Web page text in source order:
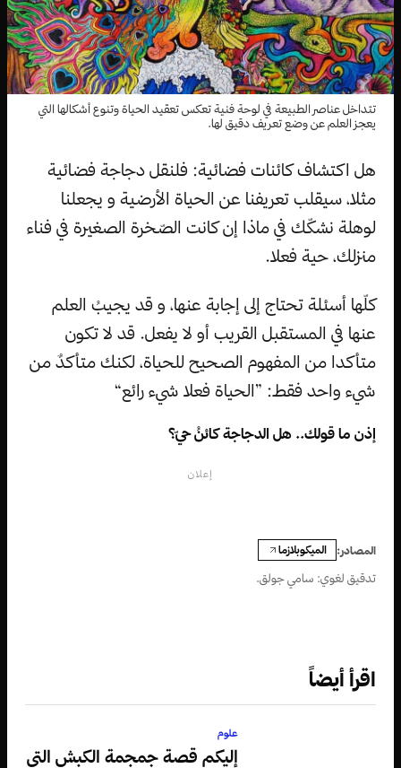
تتداخل عناصر الطبيعة في لوحة فنية تعكس تعقيد الحياة وتنوع أشكالها التي
يعجز العلم عن وضع تعريف دقيق لها.
هل اكتشاف كائنات فضائية: فلنقل دجاجة فضائية
مثلا، سيقلب تعريفنا عن الحياة الأرضية و يجعلنا
لوهلة نشكّك في ماذا إن كانت الصّخرة الصغيرة في فناء
منزلك، حية فعلا.
كلّها أسئلة تحتاج إلى إجابة عنها، و قد يجيبُ العلم
عنها في المستقبل القريب أو لا يفعل. قد لا تكون
متأكدا من المفهوم الصحيح للحياة، لكنك متأكدٌ من
شيء واحد فقط: ”الحياة فعلا شيء رائع“
إذن ما قولك.. هل الدجاجة كائنُ حيّ؟
إعلان
المصادر: الميكوبلازما
تدقيق لغوي: سامي جولق.
اقرأ أيضاً
علوم
إليكم قصة جمجمة الكبش التي